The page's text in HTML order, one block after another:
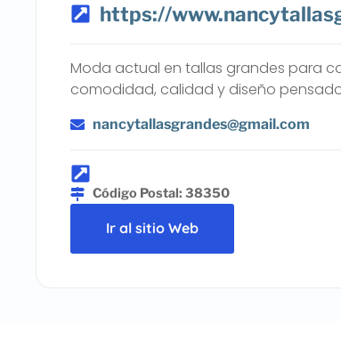
https://
Moda actual en tallas grandes para
comodidad, calidad y diseño
nancytallasgrandes@gmail.com
Código Postal: 38350
Ir al sitio Web